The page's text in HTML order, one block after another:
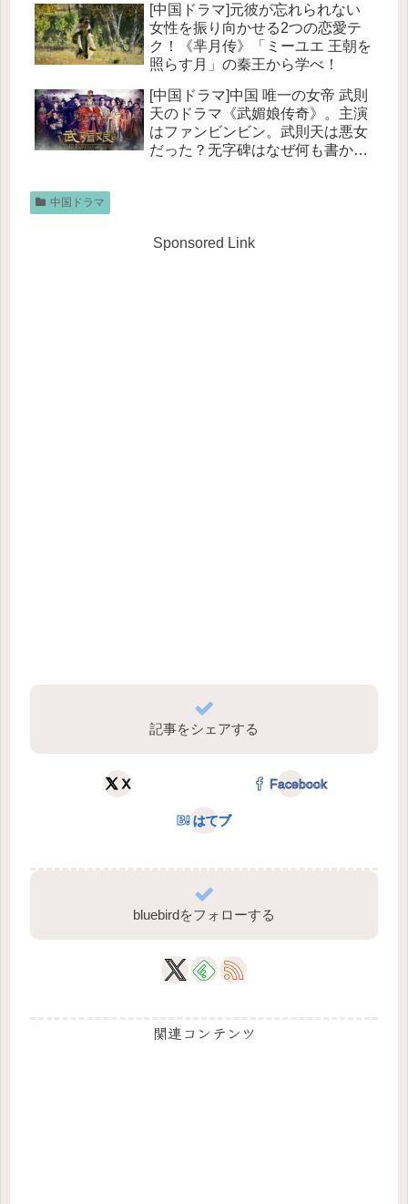
[中国ドラマ]元彼が忘れられない
女性を振り向かせる2つの恋愛テ
ク！《芈月传》「ミーユエ 王朝を
照らす月」の秦王から学べ！
[中国ドラマ]中国 唯一の女帝 武則
天のドラマ《武媚娘传奇》。主演
はファンビンビン。武則天は悪女
だった？无字碑はなぜ何も書かれ
中国ドラマ
Sponsored Link
記事をシェアする
X Facebook
はてブ
bluebirdをフォローする
関連コンテンツ